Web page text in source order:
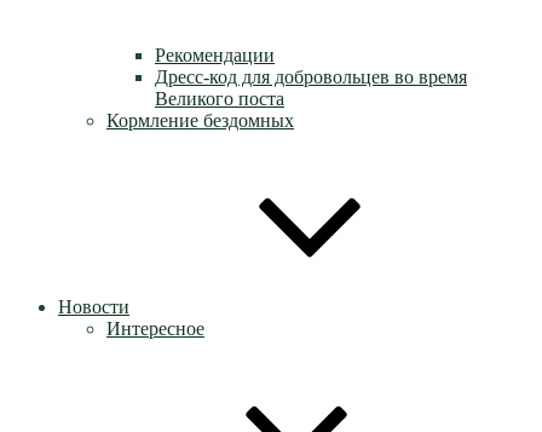
Рекомендации
Дресс-код для добровольцев во время
Великого поста
Кормление бездомных
Новости
Интересное